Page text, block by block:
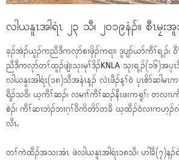
လါယနူၤအါရံၤ ၂၃ သီ၊ ၂၀၁၉နံၣ်။ စီၤမၠး
ခ့ၣ်အဲၣ်ယူၣ်ကညီဒီကလုာ်စၢဖှိၣ်ကရၢ၊ ဒူပျာ်ယာ်ကီၢ်ရ့ၣ်
ညီဒီကလုာ်တၢ်ထူၣ်ဖျဲးသုးမုၢ်ဒိၣ်KNLA သုးရ့ၣ်(၁၆)အၦ
လါယနူၤအါရံၤ(၁၈)သီအနံၤန့ၣ် လဲၤဖီၣ်န့ၢ်၀ဲ ၦၤစိာ်ဆါမ
ရီၣ်သ၀ီ၊ ယ့ကီၢ်ဆၣ်၊ လမၢၢ်ကီၢ်ဆၣ်နီၤဖးကရူၢ်၊ တလၢ
စဲၣ်၊ ကီၢ်ဆၢဘံၣ်ဘၢဂ့ၢ်၀ီကိတိာ်တခီ ဃ့ထီၣ်၀ဲလၢကဟ့
လီၤႉ
တၢ်ကဲထီၣ်အသးအံၤ ဖဲလါယနူၤအါရံၤ၁၈သီ၊ ဟါခီ(၇)န